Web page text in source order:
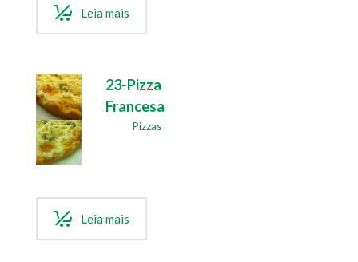
Leia mais
23-Pizza
Francesa
Pizzas
Leia mais